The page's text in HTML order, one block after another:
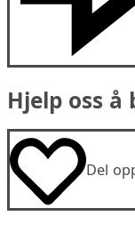
Hjelp oss å
Del